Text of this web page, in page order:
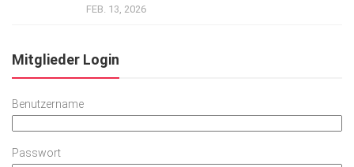
FEB. 13, 2026
Mitglieder Login
Benutzername
Passwort